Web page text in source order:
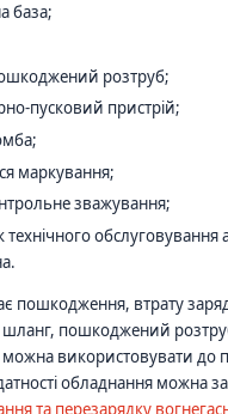
база;
розтруб;
пусковий пристрій;
маркування;
зважування;
технічного обслуговування
пошкодження, втрату
пошкоджений
можна використовувати до
обладнання можна
та перезарядку